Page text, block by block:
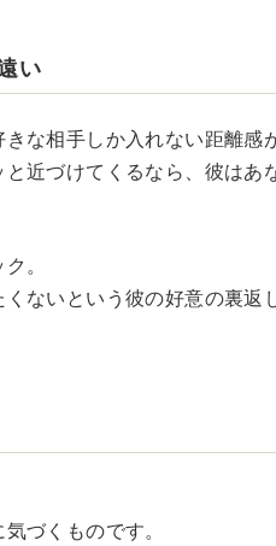
い
な相手しか入れない距離感
近づけてくるなら、彼はあ
。
ないという彼の好意の裏返
づくものです。